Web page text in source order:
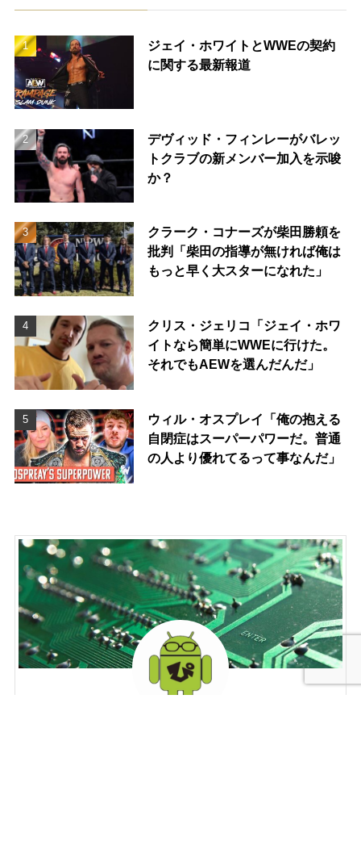
ジェイ・ホワイトとWWEの契約
に関する最新報道
デヴィッド・フィンレーがバレッ
トクラブの新メンバー加入を示唆
か？
クラーク・コナーズが柴田勝頼を
批判「柴田の指導が無ければ俺は
もっと早く大スターになれた」
クリス・ジェリコ「ジェイ・ホワ
イトなら簡単にWWEに行けた。
それでもAEWを選んだんだ」
ウィル・オスプレイ「俺の抱える
自閉症はスーパーパワーだ。普通
の人より優れてるって事なんだ」